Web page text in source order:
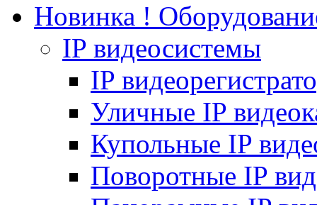
Новинка !
IP видеосистемы
IP
Уличные IP
Купольные IP
Поворотные IP